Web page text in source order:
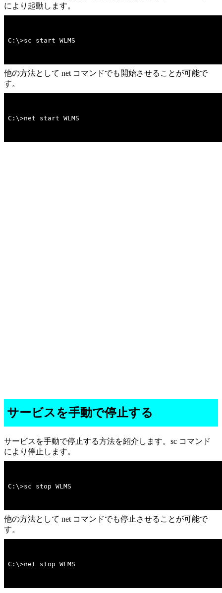
により起動します。
C:\>sc start WLMS
他の方法として net コマンドでも開始させることが可能で
す。
C:\>net start WLMS
サービスを手動で停止する
サービスを手動で停止する方法を紹介します。sc コマンド
により停止します。
C:\>sc stop WLMS
他の方法として net コマンドでも停止させることが可能で
す。
C:\>net stop WLMS